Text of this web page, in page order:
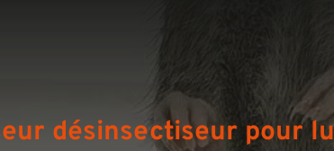
désinsectiseur pour